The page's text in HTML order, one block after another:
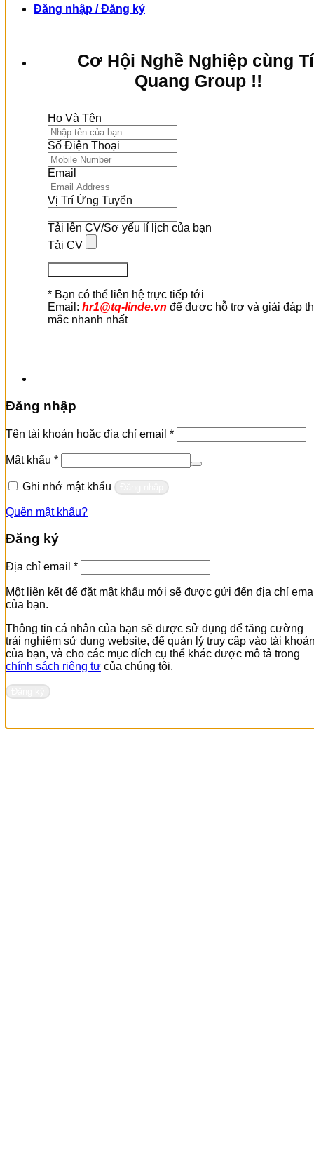
Đăng nhập / Đăng ký
Cơ Hội Nghề Nghiệp cùng
Quang Group !!
Họ Và Tên
Số Điện Thoại
Email
Vị Trí Ứng Tuyển
Tải lên CV/Sơ yếu lí lịch của bạn
Tải CV
* Bạn có thể liên hệ trực tiếp tới
Email: hr1@tq-linde.vn để được hỗ trợ và giải đáp
mắc nhanh nhất
Đăng nhập
Tên tài khoản hoặc địa chỉ email *Bắt
buộc
Mật khẩu *Bắt
buộc
Ghi nhớ mật khẩu
Quên mật khẩu?
Đăng ký
Địa chỉ email *Bắt
buộc
Một liên kết để đặt mật khẩu mới sẽ được gửi đến địa chỉ
của bạn.
Thông tin cá nhân của bạn sẽ được sử dụng để tăng cường
trải nghiệm sử dụng website, để quản lý truy cập vào tài
của bạn, và cho các mục đích cụ thể khác được mô tả trong
chính sách riêng tư của chúng tôi.